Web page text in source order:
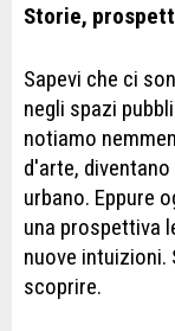
Storie,
Sapevi che ci
negli spazi
notiamo
d'arte,
urbano. Eppure
una prospettiva
nuove intuizioni.
scoprire.